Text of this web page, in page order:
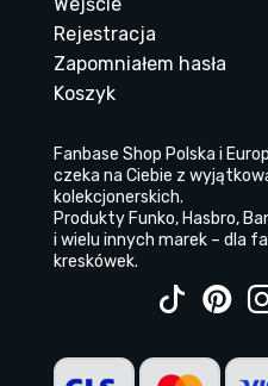
Rejestracja
Zapomniałem hasła
Koszyk
Fanbase Shop Polska i
czeka na Ciebie z
kolekcjonerskich.
Produkty Funko, Hasbro,
i wielu innych marek – dla
kreskówek.